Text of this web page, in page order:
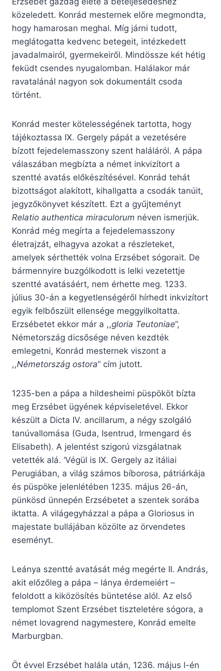
közeledett. Konrád mesternek előre megmondta,
hogy hamarosan meghal. Míg járni tudott,
meglátogatta kedvenc betegeit, intézkedett
javadalmairól, gyermekeiről. Mindössze két hétig
feküdt csendes nyugalomban. Halálakor már
ravatalánál nagyon sok dokumentált csoda
történt.
Konrád mester kötelességének tartotta, hogy
tájékoztassa IX. Gergely pápát a vezetésére
bízott fejedelemasszony szent haláláról. A pápa
válaszában megbízta a német inkvizítort a
szentté avatás előkészítésével. Konrád tehát
bizottságot alakított, kihallgatta a csodák tanúit,
jegyzőkönyvet készített. Ezt a gyűjteményt
Relatio authentica miraculorum néven ismerjük.
Konrád még megírta a fejedelemasszony
életrajzát, elhagyva azokat a részleteket,
amelyek sérthették volna Erzsébet sógorait. De
bármennyire buzgólkodott is lelki vezetettje
szentté avatásáért, nem érhette meg. 1233.
július 30-án a kegyetlenségéről hírhedt inkvizítort
egyik felbőszült ellensége meggyilkoltatta.
Erzsébetet ekkor már a ,,gloria Teutoniae”,
Németország dicsősége néven kezdték
emlegetni, Konrád mesternek viszont a
,,Németország ostora” cím jutott.
1235-ben a pápa a hildesheimi püspököt bízta
meg Erzsébet ügyének képviseletével. Ekkor
készült a Dicta IV. ancillarum, a négy szolgáló
tanúvallomása (Guda, Isentrud, Irmengard és
Elisabeth). A jelentést szigorú vizsgálatnak
vetették alá. ‘Végül is IX. Gergely az itáliai
Perugiában, a világ számos bíborosa, pátriárkája
és püspöke jelenlétében 1235. május 26-án,
pünkösd ünnepén Erzsébetet a szentek sorába
iktatta. A világegyházzal a pápa a Gloriosus in
majestate bullájában közölte az örvendetes
eseményt.
Leánya szentté avatását még megérte II. András,
akit előzőleg a pápa – lánya érdemeiért –
feloldott a kiközösítés büntetése alól. Az első
templomot Szent Erzsébet tiszteletére sógora, a
német lovagrend nagymestere, Konrád emelte
Marburgban.
Öt évvel Erzsébet halála után, 1236. május l-én